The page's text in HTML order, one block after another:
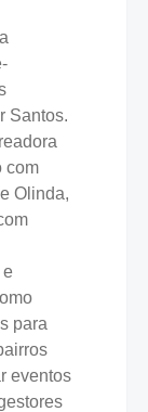
Santos.
com
Olinda,
e
para
eventos